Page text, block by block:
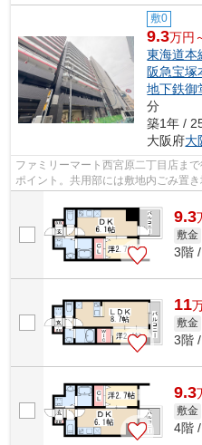
敷0
9.3万円
東海道本
阪急宝塚
地下鉄御
分
築1年 /
大阪府大
ファミリーマート西宮原二丁目店ま
ポイント。共用部には敷地内ごみ置
す。魅力的で眺望良好な場所です。こ
9.3
敷金
3階
11
敷金
3階
9.3
敷金
4階